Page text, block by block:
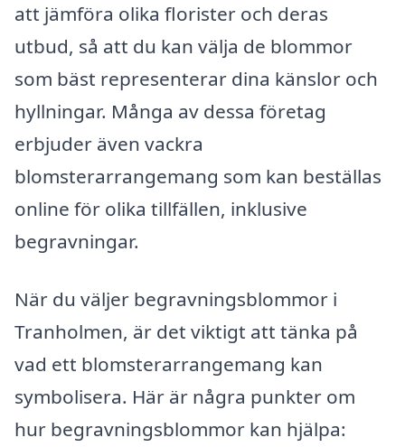
att jämföra olika florister och deras
utbud, så att du kan välja de blommor
som bäst representerar dina känslor och
hyllningar. Många av dessa företag
erbjuder även vackra
blomsterarrangemang som kan beställas
online för olika tillfällen, inklusive
begravningar.
När du väljer begravningsblommor i
Tranholmen, är det viktigt att tänka på
vad ett blomsterarrangemang kan
symbolisera. Här är några punkter om
hur begravningsblommor kan hjälpa: